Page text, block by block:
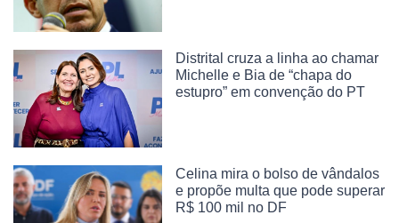
Distrital cruza a linha ao chamar
Michelle e Bia de “chapa do
estupro” em convenção do PT
Celina mira o bolso de vândalos
e propõe multa que pode superar
R$ 100 mil no DF